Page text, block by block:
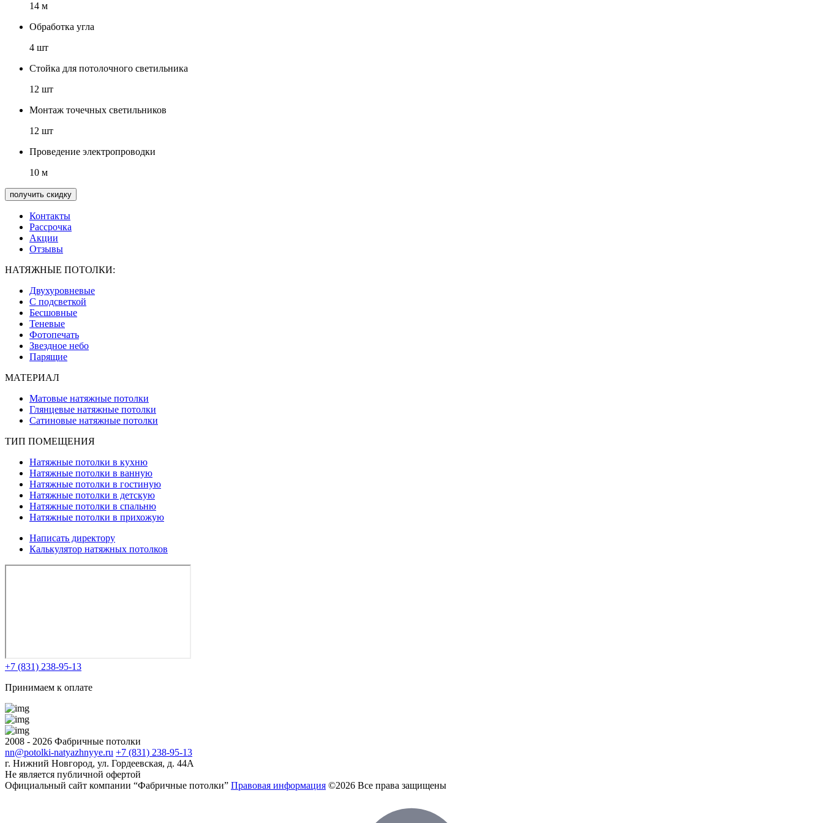
14 м
Обработка угла
4 шт
Стойка для потолочного светильника
12 шт
Монтаж точечных светильников
12 шт
Проведение электропроводки
10 м
получить скидку
Контакты
Рассрочка
Акции
Отзывы
НАТЯЖНЫЕ ПОТОЛКИ:
Двухуровневые
С подсветкой
Бесшовные
Теневые
Фотопечать
Звездное небо
Парящие
МАТЕРИАЛ
Матовые натяжные потолки
Глянцевые натяжные потолки
Сатиновые натяжные потолки
ТИП ПОМЕЩЕНИЯ
Натяжные потолки в кухню
Натяжные потолки в ванную
Натяжные потолки в гостиную
Натяжные потолки в детскую
Натяжные потолки в спальню
Натяжные потолки в прихожую
Написать директору
Калькулятор натяжных потолков
+7 (831) 238-95-13
Принимаем к оплате
2008 - 2026 Фабричные потолки
nn@potolki-natyazhnyye.ru +7 (831) 238-95-13
г. Нижний Новгород, ул. Гордеевская, д. 44А
Не является публичной офертой
Официальный сайт компании “Фабричные потолки” Правовая информация ©2026 Все права защищены